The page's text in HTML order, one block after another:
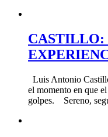
CASTILLO:
Luis Antonio
el momento en que
golpes. Sereno,